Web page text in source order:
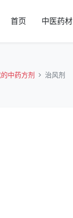
首页 中医药材
中药方剂 治风剂